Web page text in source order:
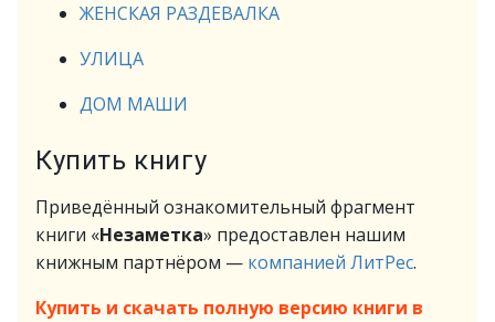
ЖЕНСКАЯ РАЗДЕВАЛКА
УЛИЦА
ДОМ МАШИ
Купить книгу
Приведённый ознакомительный фрагмент
книги «Незаметка» предоставлен нашим
книжным партнёром — компанией ЛитРес.
Купить и скачать полную версию книги в